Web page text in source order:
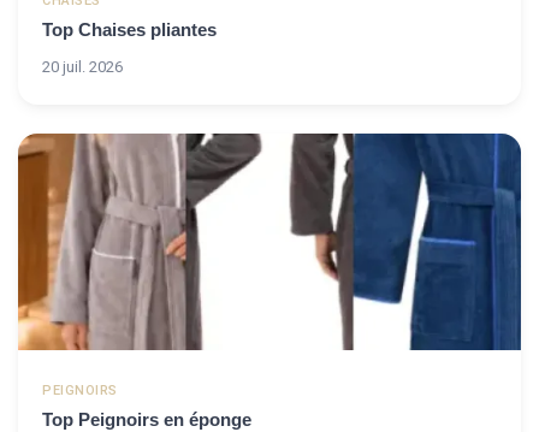
Top Chaises pliantes
20 juil. 2026
PEIGNOIRS
Top Peignoirs en éponge